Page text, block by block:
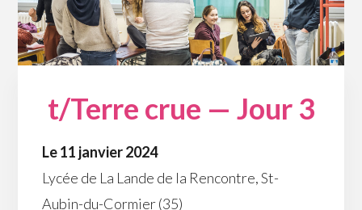
t/Terre crue — Jour 3
Le 11 janvier 2024
Lycée de La Lande de la Rencontre, St-
Aubin-du-Cormier (35)